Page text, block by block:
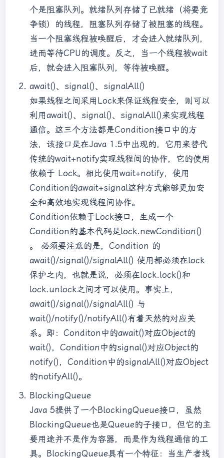
个是阻塞队列。就绪队列存储了已就绪（将要竞
争锁）的线程，阻塞队列存储了被阻塞的线程。
当一个阻塞线程被唤醒后，才会进入就绪队列，
进而等待CPU的调度。反之，当一个线程被wait
后，就会进入阻塞队列，等待被唤醒。
await()、signal()、signalAll()
如果线程之间采用Lock来保证线程安全，则可以
利用await()、signal()、signalAll()来实现线程
通信。这三个方法都是Condition接口中的方
法，该接口是在Java 1.5中出现的，它用来替代
传统的wait+notify实现线程间的协作，它的使用
依赖于 Lock。相比使用wait+notify，使用
Condition的await+signal这种方式能够更加安
全和高效地实现线程间协作。
Condition依赖于Lock接口，生成一个
Condition的基本代码是lock.newCondition()
。 必须要注意的是，Condition 的
await()/signal()/signalAll() 使用都必须在lock
保护之内，也就是说，必须在lock.lock()和
lock.unlock之间才可以使用。事实上，
await()/signal()/signalAll() 与
wait()/notify()/notifyAll()有着天然的对应关
系。即：Conditon中的await()对应Object的
wait()，Condition中的signal()对应Object的
notify()，Condition中的signalAll()对应Object
的notifyAll()。
BlockingQueue
Java 5提供了一个BlockingQueue接口，虽然
BlockingQueue也是Queue的子接口，但它的主
要用途并不是作为容器，而是作为线程通信的工
具。BlockingQueue具有一个特征：当生产者线